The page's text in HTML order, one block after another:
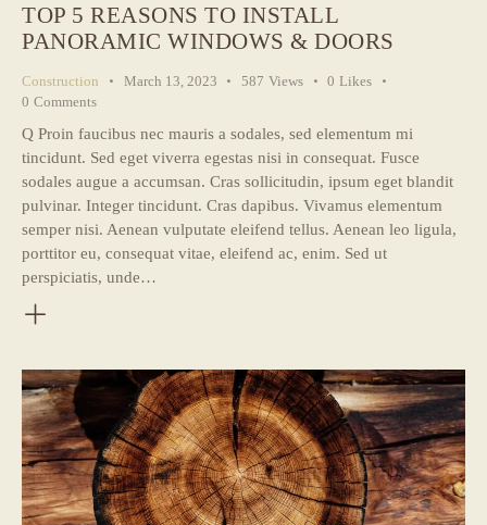
TOP 5 REASONS TO INSTALL
PANORAMIC WINDOWS & DOORS
Construction March 13, 2023 587 Views 0 Likes
0 Comments
Q Proin faucibus nec mauris a sodales, sed elementum mi
tincidunt. Sed eget viverra egestas nisi in consequat. Fusce
sodales augue a accumsan. Cras sollicitudin, ipsum eget blandit
pulvinar. Integer tincidunt. Cras dapibus. Vivamus elementum
semper nisi. Aenean vulputate eleifend tellus. Aenean leo ligula,
porttitor eu, consequat vitae, eleifend ac, enim. Sed ut
perspiciatis, unde…